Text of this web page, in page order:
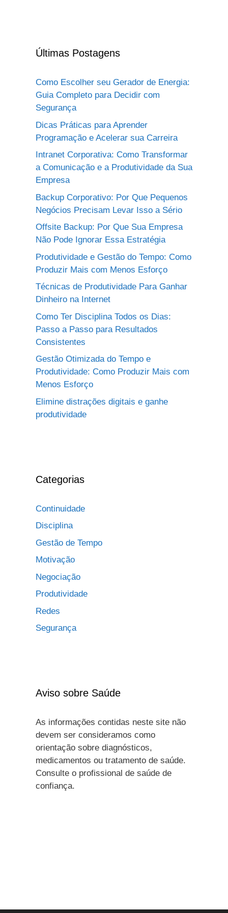
Últimas Postagens
Como Escolher seu Gerador de Energia:
Guia Completo para Decidir com
Segurança
Dicas Práticas para Aprender
Programação e Acelerar sua Carreira
Intranet Corporativa: Como Transformar
a Comunicação e a Produtividade da Sua
Empresa
Backup Corporativo: Por Que Pequenos
Negócios Precisam Levar Isso a Sério
Offsite Backup: Por Que Sua Empresa
Não Pode Ignorar Essa Estratégia
Produtividade e Gestão do Tempo: Como
Produzir Mais com Menos Esforço
Técnicas de Produtividade Para Ganhar
Dinheiro na Internet
Como Ter Disciplina Todos os Dias:
Passo a Passo para Resultados
Consistentes
Gestão Otimizada do Tempo e
Produtividade: Como Produzir Mais com
Menos Esforço
Elimine distrações digitais e ganhe
produtividade
Categorias
Continuidade
Disciplina
Gestão de Tempo
Motivação
Negociação
Produtividade
Redes
Segurança
Aviso sobre Saúde
As informações contidas neste site não
devem ser consideramos como
orientação sobre diagnósticos,
medicamentos ou tratamento de saúde.
Consulte o profissional de saúde de
confiança.